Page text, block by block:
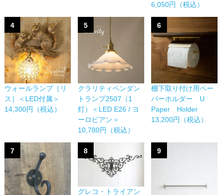
6,050円（税込）
4
ウォールランプ［リ
ス］＜LED付属＞
14,300円（税込）
5
クラリティペンダン
トランプ2507（1
灯）＜LED E26 / ヨ
ーロピアン＞
10,780円（税込）
6
棚下取り付け用ペー
パーホルダー U
Paper Holder
13,200円（税込）
7 8
グレコ・トライアン
9